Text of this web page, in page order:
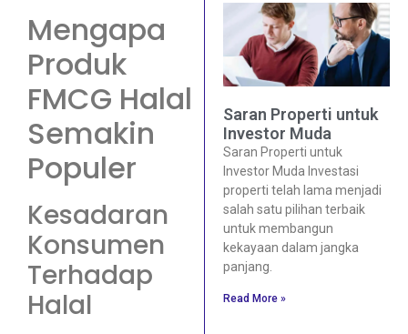
Mengapa
Produk
FMCG Halal
Semakin
Populer
Kesadaran
Konsumen
Terhadap
Halal
Saran Properti untuk
Investor Muda
Saran Properti untuk
Investor Muda Investasi
properti telah lama menjadi
salah satu pilihan terbaik
untuk membangun
kekayaan dalam jangka
panjang.
Read More »